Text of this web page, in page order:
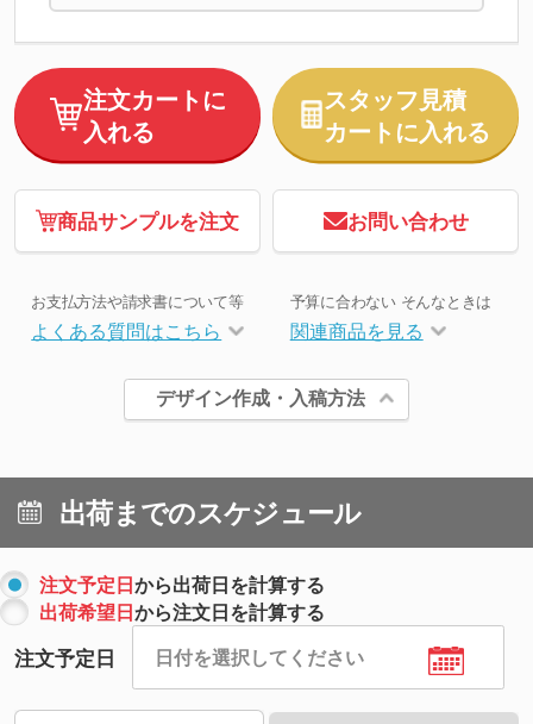
注文カートに
入れる
スタッフ見積
カートに入れる
商品サンプルを注文 お問い合わせ
お支払方法や請求書について等
よくある質問はこちら
予算に合わない そんなときは
関連商品を見る
デザイン作成・入稿方法
出荷までのスケジュール
注文予定日から出荷日を計算する
出荷希望日から注文日を計算する
注文予定日